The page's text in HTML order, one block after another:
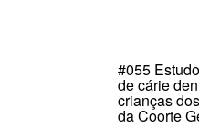
#055
de cárie
crianças
da Coorte